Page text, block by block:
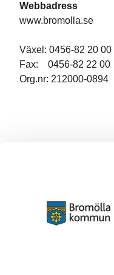
Webbadress
www.bromolla.se
Växel: 0456-82 20 00
Fax: 0456-82 22 00
Org.nr: 212000-0894